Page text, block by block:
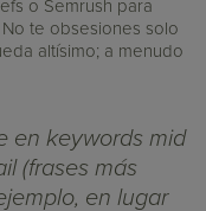
o Semrush para
te obsesiones solo
altísimo; a menudo
en keywordsmid
(frases más
en lugar